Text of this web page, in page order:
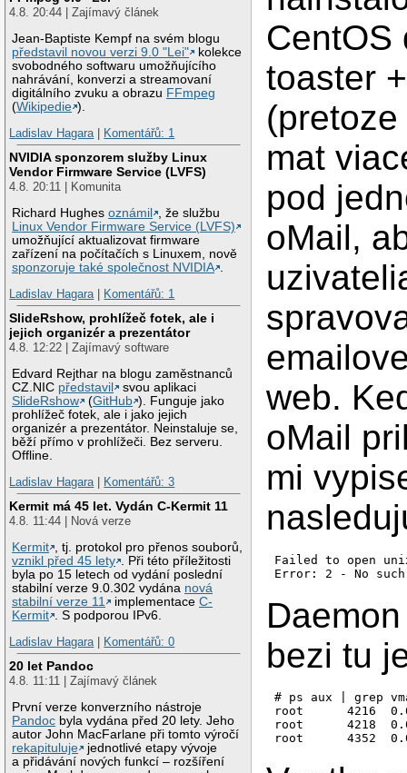
4.8. 20:44 | Zajímavý článek
Jean-Baptiste Kempf na svém blogu
představil novou verzi 9.0 "Lei"
kolekce
svobodného softwaru umožňujícího
nahrávání, konverzi a streamovaní
digitálního zvuku a obrazu FFmpeg
(Wikipedie ).
Ladislav Hagara| Komentářů: 1
NVIDIA sponzorem služby Linux
Vendor Firmware Service (LVFS)
4.8. 20:11 | Komunita
Richard Hughesoznámil
, že službu
Linux Vendor Firmware Service (LVFS)
umožňující aktualizovat firmware
zařízení na počítačích s Linuxem, nově
sponzoruje také společnost NVIDIA
Ladislav Hagara| Komentářů: 1
SlideRshow, prohlížeč fotek, ale i
jejich organizér a prezentátor
4.8. 12:22 | Zajímavý software
Edvard Rejthar na blogu zaměstnanců
CZ.NIC představil
svou aplikaci
SlideRshow
(GitHub ). Funguje jako
prohlížeč fotek, ale i jako jejich
organizér a prezentátor. Neinstaluje se,
běží přímo v prohlížeči. Bez serveru.
Offline.
Ladislav Hagara| Komentářů: 3
Kermit má 45 let. Vydán C-Kermit 11
4.8. 11:44 | Nová verze
Kermit
, tj. protokol pro přenos souborů,
vznikl před 45 lety
. Při této příležitosti
byla po 15 letech od vydání poslední
stabilní verze 9.0.302 vydána nová
stabilní verze 11
implementaceC-
Kermit
. S podporou IPv6.
Ladislav Hagara| Komentářů: 0
20 let Pandoc
4.8. 11:11 | Zajímavý článek
První verze konverzního nástroje
Pandoc byla vydána před 20 lety. Jeho
autor John MacFarlane při tomto výročí
rekapituluje
jednotlivé etapy vývoje
a přidávání nových funkcí – rozšíření
CentOS
toaster
mat
pod
oMail,
web.
oMail
mi
Failed to open
bezi tu
# ps aux | grep
root      4216
root      4218